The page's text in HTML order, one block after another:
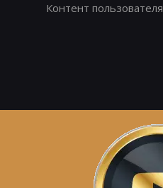
Контент пользователя